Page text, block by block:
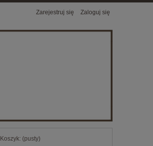
Zarejestruj się Zaloguj się
Koszyk: (pusty)